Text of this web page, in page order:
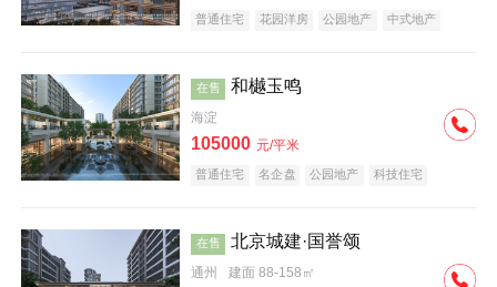
普通住宅 花园洋房 公园地产
中式地产
在售 和樾玉鸣
海淀
105000 元/平米
普通住宅 名企盘 公园地产 科技住宅
在售 北京城建·国誉颂
通州 建面 88-158㎡